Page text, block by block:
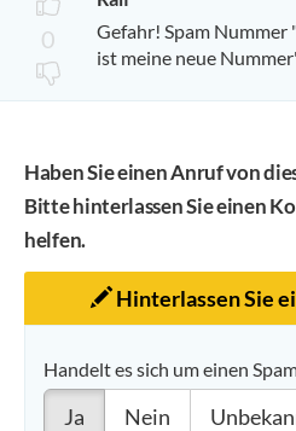
0
Gefahr! Spam Nummer
ist meine neue
Haben Sie einen Anruf von
Bitte hinterlassen Sie einen
helfen.
Hinterlassen Sie
Handelt es sich um einen
Ja Nein